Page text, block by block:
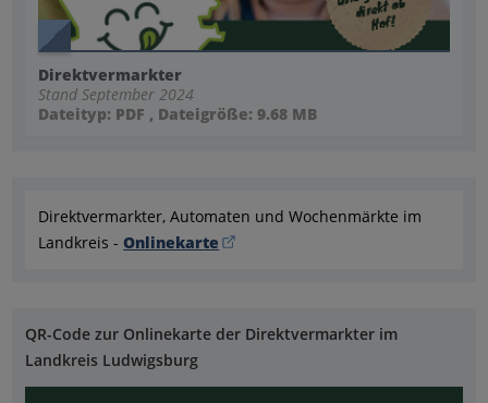
Direktvermarkter
Stand September 2024
Dateityp: PDF , Dateigröße: 9.68 MB
Direktvermarkter, Automaten und Wochenmärkte im
Landkreis -Onlinekarte
QR-Code zur Onlinekarte der Direktvermarkter im
Landkreis Ludwigsburg